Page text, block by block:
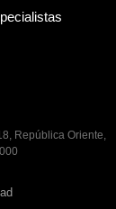
República Oriente,